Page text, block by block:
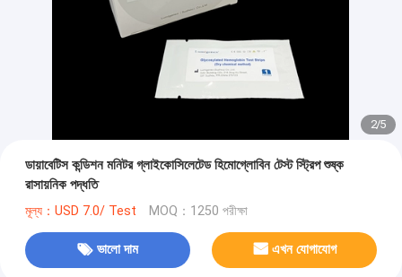
2/5
ডায়াবেটিস কন্ডিশন মনিটর গ্লাইকোসিলেটেড হিমোগ্লোবিন টেস্ট স্ট্রিপ শুষ্ক
রাসায়নিক পদ্ধতি
মূল্য：USD 7.0/ Test MOQ：1250 পরীক্ষা
ভালো দাম এখন যোগাযোগ